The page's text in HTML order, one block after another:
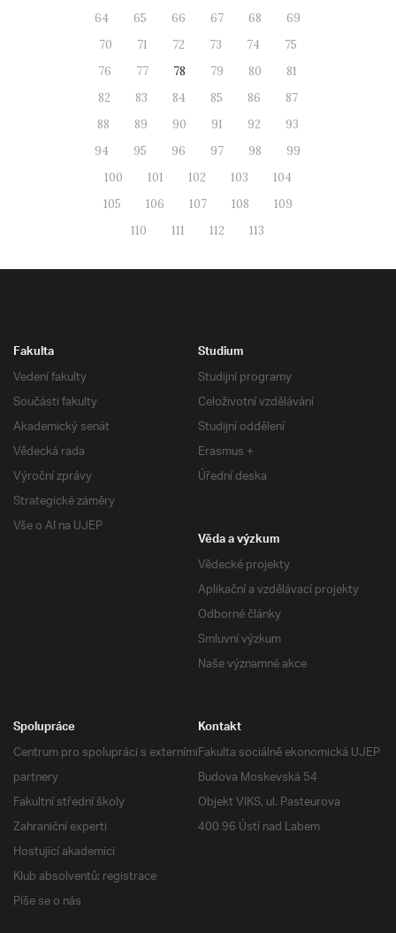
64
65 66 67 68
69
70
71 72 73 74
75
76
77 78 79 80
81
82
83 84 85 86
87
88
89 90 91 92
93
94
95 96 97 98
99
100
101 102 103
104
105
106 107 108
109
110
111 112 113
Fakulta
Vedení fakulty
Součásti fakulty
Akademický senát
Vědecká rada
Výroční zprávy
Strategické záměry
Vše o AI na UJEP
Studium
Studijní programy
Celoživotní vzdělávání
Studijní oddělení
Erasmus +
Úřední deska
Věda a výzkum
Vědecké projekty
Aplikační a vzdělávací projekty
Odborné články
Smluvní výzkum
Naše významné akce
Spolupráce
Centrum pro spolupráci s externími
partnery
Fakultní střední školy
Zahraniční experti
Hostující akademici
Klub absolventů: registrace
Píše se o nás
Kontakt
Fakulta sociálně ekonomická UJEP
Budova Moskevská 54
Objekt VIKS, ul. Pasteurova
400 96 Ústí nad Labem